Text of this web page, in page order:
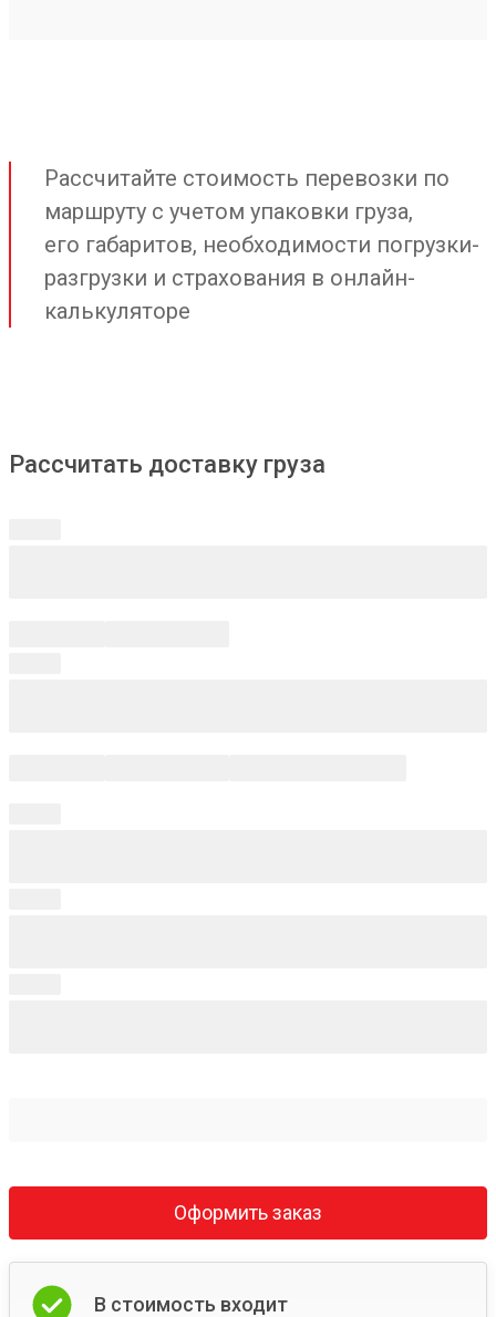
Рассчитайте стоимость перевозки по
маршруту с учетом упаковки груза,
его габаритов, необходимости погрузки-
разгрузки и страхования в онлайн-
калькуляторе
Рассчитать доставку груза
Оформить заказ
В стоимость входит